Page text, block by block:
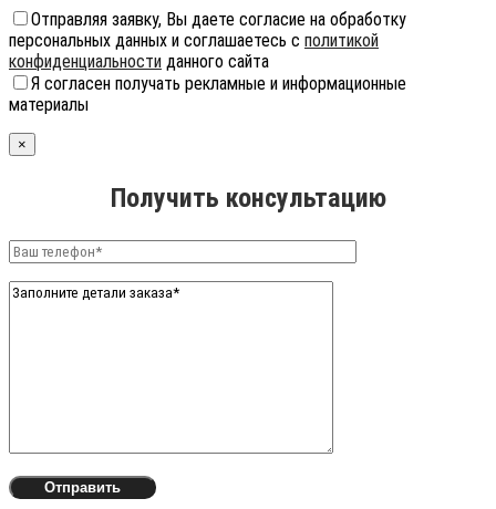
Отправляя заявку, Вы даете согласие на обработку
персональных данных и соглашаетесь с политикой
конфиденциальности данного сайта
Я согласен получать рекламные и информационные
материалы
×
Получить консультацию